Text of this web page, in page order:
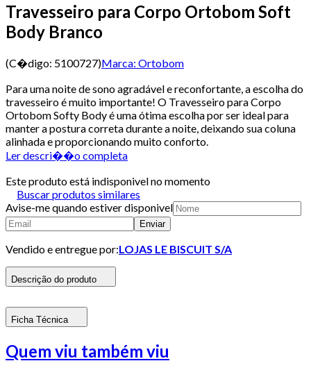
Travesseiro para Corpo Ortobom Soft
Body Branco
(C�digo: 5100727)Marca: Ortobom
Para uma noite de sono agradável e reconfortante, a escolha do
travesseiro é muito importante! O Travesseiro para Corpo
Ortobom Softy Body é uma ótima escolha por ser ideal para
manter a postura correta durante a noite, deixando sua coluna
alinhada e proporcionando muito conforto.
Ler descri��o completa
Este produto está indisponivel no momento
Buscar produtos similares
Avise-me quando estiver disponivel
Enviar
Vendido e entregue por:LOJAS LE BISCUIT S/A
Descrição do produto
Ficha Técnica
Quem viu também viu